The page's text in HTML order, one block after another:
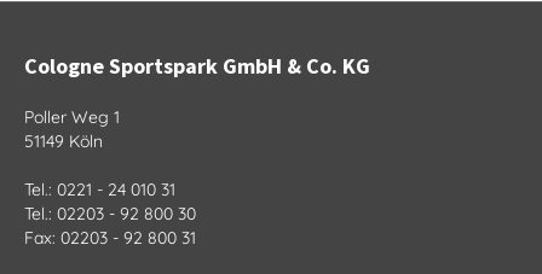
Cologne Sportspark GmbH & Co. KG
Poller Weg 1
51149 Köln
Tel.: 0221 - 24 010 31
Tel.: 02203 - 92 800 30
Fax: 02203 - 92 800 31